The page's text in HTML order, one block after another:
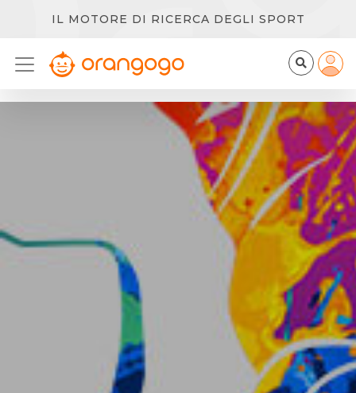
IL MOTORE DI RICERCA DEGLI SPORT